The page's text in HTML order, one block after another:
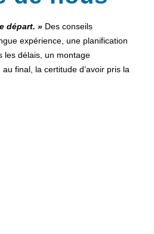
départ. »Des conseils
expérience, une planification
les délais, un montage
final, la certitude d’avoir pris la